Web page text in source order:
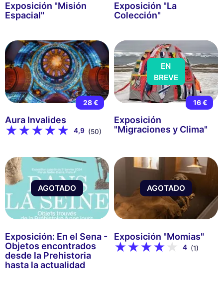
Exposición "Misión
Espacial"
Exposición "La
Colección"
28 €
Aura Invalides
4,9 (50)
EN
BREVE
16 €
Exposición
"Migraciones y Clima"
AGOTADO
Exposición: En el Sena -
Objetos encontrados
desde la Prehistoria
hasta la actualidad
AGOTADO
Exposición "Momias"
4 (1)